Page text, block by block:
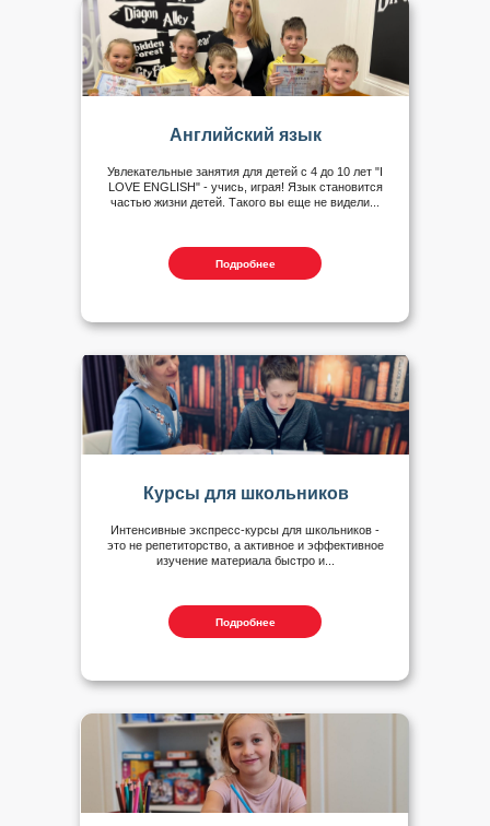
Увлекательные занятия для детей с 4 до 10 лет "I
LOVE ENGLISH" - учись, играя! Язык становится
частью жизни детей. Такого вы еще не видели...
Английский язык
Подробнее
Интенсивные экспресс-курсы для школьников -
это не репетиторство, а активное и эффективное
изучение материала быстро и...
Курсы для школьников
Подробнее